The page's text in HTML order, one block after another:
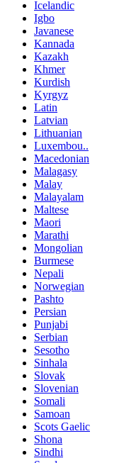
Icelandic
Igbo
Javanese
Kannada
Kazakh
Khmer
Kurdish
Kyrgyz
Latin
Latvian
Lithuanian
Luxembou..
Macedonian
Malagasy
Malay
Malayalam
Maltese
Maori
Marathi
Mongolian
Burmese
Nepali
Norwegian
Pashto
Persian
Punjabi
Serbian
Sesotho
Sinhala
Slovak
Slovenian
Somali
Samoan
Scots Gaelic
Shona
Sindhi